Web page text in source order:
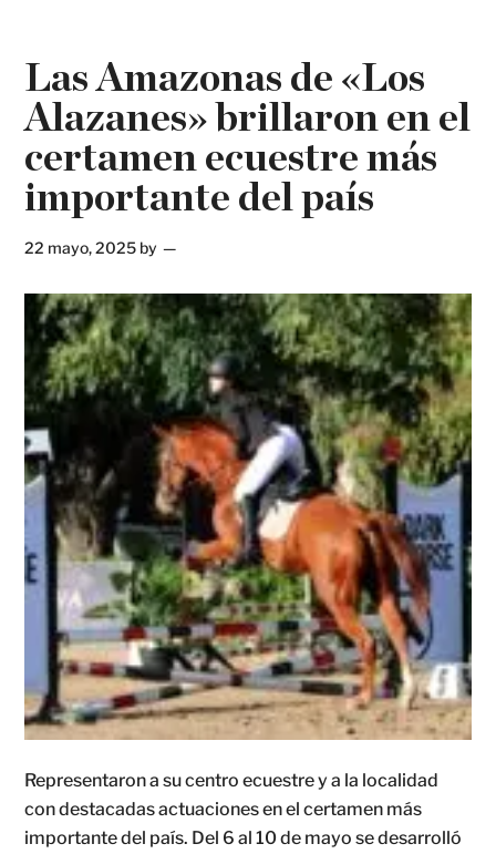
Las Amazonas de «Los
Alazanes» brillaron en el
certamen ecuestre más
importante del país
22 mayo, 2025 by
Representaron a su centro ecuestre y a la localidad
con destacadas actuaciones en el certamen más
importante del país. Del 6 al 10 de mayo se desarrolló